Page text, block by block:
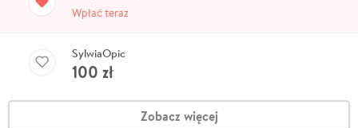
Wpłać teraz
SylwiaOpic
100 zł
Zobacz więcej